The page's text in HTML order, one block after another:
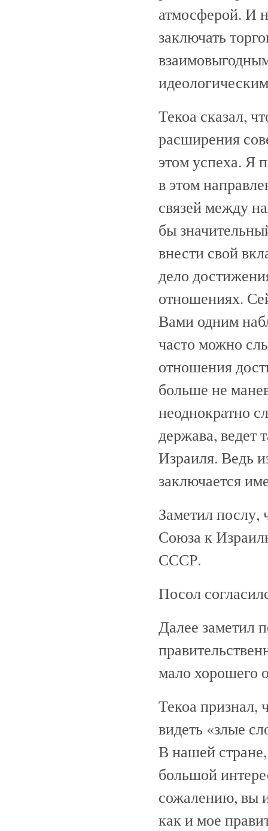
атмосферой. И
заключать
Текоа сказал,
расширения
этом успеха. Я
в этом
связей между
бы
внести свой
дело
отношениях.
Вами одним
часто можно
отношения
больше не
неоднократно
держава, ведет
Израиля. Ведь
заключается
Заметил послу,
Союза к
СССР.
Посол
Далее заметил
мало хорошего
Текоа признал,
видеть «злые
В нашей
большой
сожалению, вы
как и мое